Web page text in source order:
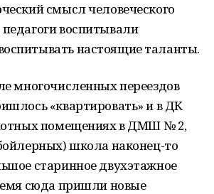
смысл человеческого
воспитывали
настоящие таланты.
многочисленных переездов
«квартировать» и в ДК
помещениях в ДМШ № 2,
школа наконец-то
старинное двухэтажное
сюда пришли новые